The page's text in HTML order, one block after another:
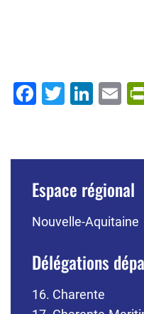
Facebook
Twitter
Espace régional
Nouvelle-Aquitaine
Délégations
16. Charente